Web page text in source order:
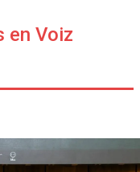
en Voiz